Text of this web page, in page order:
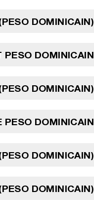
DOMINICAIN)
PESO DOMINICAIN
DOMINICAIN)
PESO DOMINICAIN
DOMINICAIN)
DOMINICAIN)